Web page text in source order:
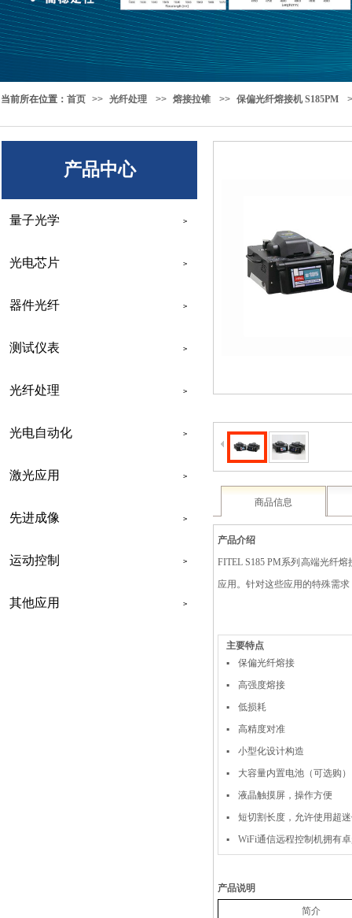
商品信息
产品介绍
FITEL S185 PM系列高端光纤
应用。针对这些应用的特殊需
主要特点
▪保偏光纤熔接
▪高强度熔接
▪低损耗
▪高精度对准
▪小型化设计构造
▪ 大容量内置电池（可选购）
▪液晶触摸屏，操作方便
▪短切割长度，允许使用超
▪WiFi通信远程控制机拥有
产品说明
简介
产品中心
量子光学 >
光电芯片 >
器件光纤 >
测试仪表 >
光纤处理 >
光电自动化 >
激光应用 >
先进成像 >
运动控制 >
其他应用 >
当前所在位置 ： 首页 >> 光纤处理 >> 熔接拉锥 >> 保偏光纤熔接机 S185PM